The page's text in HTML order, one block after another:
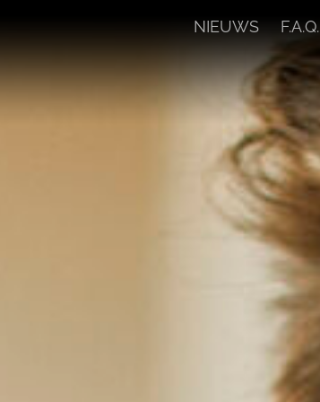
NIEUWS F.A.Q.